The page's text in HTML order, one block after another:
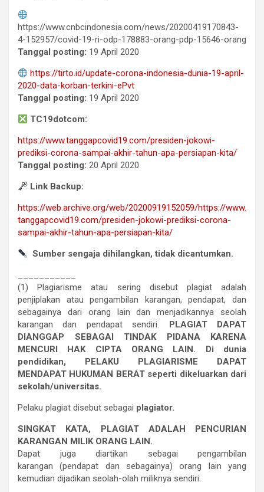
https://www.cnbcindonesia.com/news/20200419170843-
4-152957/covid-19-ri-odp-178883-orang-pdp-15646-orang
Tanggal posting: 19 April 2020
https://tirto.id/update-corona-indonesia-dunia-19-april-
2020-data-korban-terkini-ePvt
Tanggal posting: 19 April 2020
TC19dotcom:
https://www.tanggapcovid19.com/presiden-jokowi-
prediksi-corona-sampai-akhir-tahun-apa-persiapan-kita/
Tanggal posting: 20 April 2020
Link Backup:
https://web.archive.org/web/20200919152059/https://www.
tanggapcovid19.com/presiden-jokowi-prediksi-corona-
sampai-akhir-tahun-apa-persiapan-kita/
Sumber sengaja dihilangkan, tidak dicantumkan.
(1) Plagiarisme atau sering disebut plagiat adalah
penjiplakan atau pengambilan karangan, pendapat, dan
sebagainya dari orang lain dan menjadikannya seolah
karangan dan pendapat sendiri. PLAGIAT DAPAT
DIANGGAP SEBAGAI TINDAK PIDANA KARENA
MENCURI HAK CIPTA ORANG LAIN. Di dunia
pendidikan, PELAKU PLAGIARISME DAPAT
MENDAPAT HUKUMAN BERAT seperti dikeluarkan dari
sekolah/universitas.
Pelaku plagiat disebut sebagai plagiator.
SINGKAT KATA, PLAGIAT ADALAH PENCURIAN
KARANGAN MILIK ORANG LAIN.
Dapat juga diartikan sebagai pengambilan
karangan (pendapat dan sebagainya) orang lain yang
kemudian dijadikan seolah-olah miliknya sendiri.